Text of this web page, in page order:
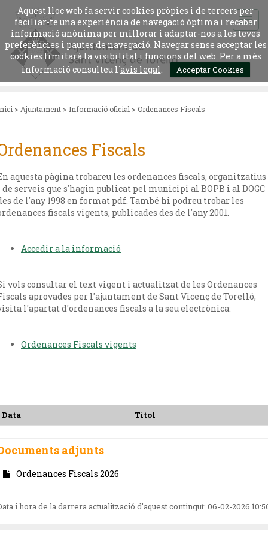
Aquest lloc web fa servir cookies pròpies i de tercers per
faciliar-te una experiència de navegació òptima i recabar
informació anònima per millorar i adaptar-nos a les teves
preferències i pautes de navegació. Navegar sense acceptar les
cookies limitarà la visibilitat i funcions del web. Per a més
informació consulteu l´avis legal. Acceptar Cookies
> Ajuntament > Informació oficial > Ordenances Fiscals
Fiscals
aquesta pàgina trobareu les ordenances fiscals, organitzatius
serveis que s'hagin publicat pel municipi al BOPB i al DOGC
de l'any 1998 en format pdf. També hi podreu trobar les
fiscals vigents, publicades des de l'any 2001.
Accedir a la informació
vols consultar el text vigent i actualitzat de les Ordenances
aprovades per l'ajuntament de Sant Vicenç de Torelló,
l'apartat d'ordenances fiscals a la seu electrònica:
Ordenances Fiscals vigents
Data Titol
adjunts
Ordenances Fiscals 2026 -
i hora de la darrera actualització d'aquest contingut: 06-02-2026